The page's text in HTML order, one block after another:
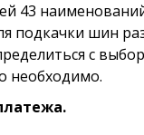
43
подкачки шин
с
необходимо.